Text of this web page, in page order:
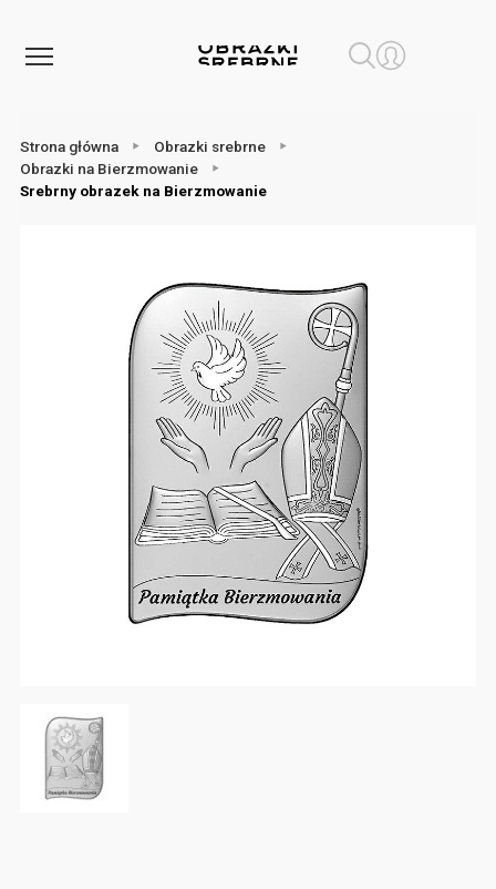
Strona główna
Obrazki srebrne
Obrazki na Bierzmowanie
Srebrny obrazek na Bierzmowanie